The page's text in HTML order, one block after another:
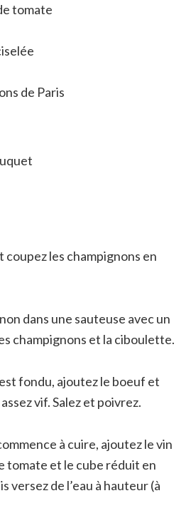
tomate
de Paris
coupez les champignons en
dans une sauteuse avec un
champignons et la ciboulette.
fondu, ajoutez le boeuf et
vif. Salez et poivrez.
à cuire, ajoutez le vin
tomate et le cube réduit en
versez de l’eau à hauteur (à